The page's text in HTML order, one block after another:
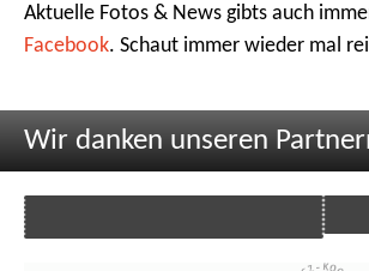
Aktuelle Fotos & News gibts auch
Facebook. Schaut immer wieder mal
Wir danken unseren